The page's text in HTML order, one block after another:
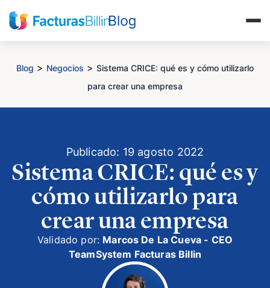
Blog > Negocios > Sistema CRICE: qué es y cómo utilizarlo
para crear una empresa
Publicado: 19 agosto 2022
Sistema CRICE: qué es y
cómo utilizarlo para
crear una empresa
Validado por: Marcos De La Cueva - CEO
TeamSystem Facturas Billin